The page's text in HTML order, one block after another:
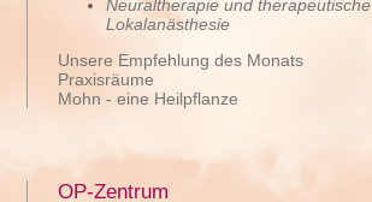
Neuraltherapie und therapeutische
Lokalanästhesie
Unsere Empfehlung des Monats
Praxisräume
Mohn - eine Heilpflanze
OP-Zentrum